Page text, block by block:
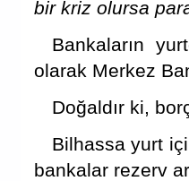
bir kriz olursa
Bankaların
olarak Merkez
Doğaldır ki,
Bilhassa yurt
bankalar rezerv